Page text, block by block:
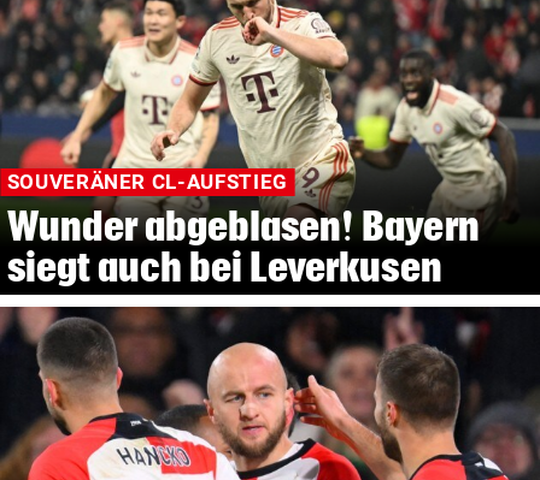
SOUVERÄNER CL-AUFSTIEG
Wunder abgeblasen! Bayern
siegt auch bei Leverkusen